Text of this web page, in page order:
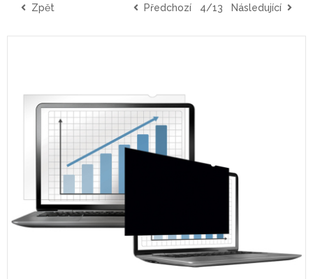
Zpět Předchozí 4/13 Následující